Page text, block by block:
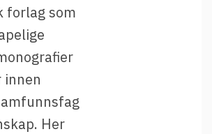
forlag som
innen
Her